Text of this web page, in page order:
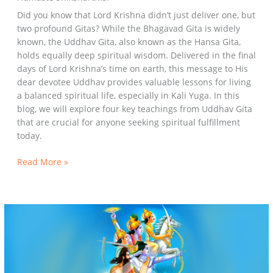
Did you know that Lord Krishna didn’t just deliver one, but
two profound Gitas? While the Bhagavad Gita is widely
known, the Uddhav Gita, also known as the Hansa Gita,
holds equally deep spiritual wisdom. Delivered in the final
days of Lord Krishna’s time on earth, this message to His
dear devotee Uddhav provides valuable lessons for living
a balanced spiritual life, especially in Kali Yuga. In this
blog, we will explore four key teachings from Uddhav Gita
that are crucial for anyone seeking spiritual fulfillment
today.
Read More »